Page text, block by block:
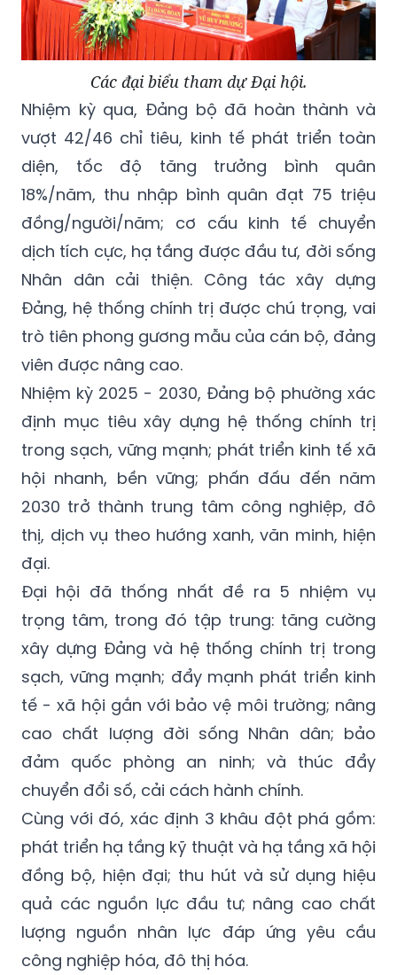
Các đại biểu tham dự Đại hội.
Nhiệm kỳ qua, Đảng bộ đã hoàn thành và
vượt 42/46 chỉ tiêu, kinh tế phát triển toàn
diện, tốc độ tăng trưởng bình quân
18%/năm, thu nhập bình quân đạt 75 triệu
đồng/người/năm; cơ cấu kinh tế chuyển
dịch tích cực, hạ tầng được đầu tư, đời sống
Nhân dân cải thiện. Công tác xây dựng
Đảng, hệ thống chính trị được chú trọng, vai
trò tiên phong gương mẫu của cán bộ, đảng
viên được nâng cao.
Nhiệm kỳ 2025 - 2030, Đảng bộ phường xác
định mục tiêu xây dựng hệ thống chính trị
trong sạch, vững mạnh; phát triển kinh tế xã
hội nhanh, bền vững; phấn đấu đến năm
2030 trở thành trung tâm công nghiệp, đô
thị, dịch vụ theo hướng xanh, văn minh, hiện
đại.
Đại hội đã thống nhất đề ra 5 nhiệm vụ
trọng tâm, trong đó tập trung: tăng cường
xây dựng Đảng và hệ thống chính trị trong
sạch, vững mạnh; đẩy mạnh phát triển kinh
tế - xã hội gắn với bảo vệ môi trường; nâng
cao chất lượng đời sống Nhân dân; bảo
đảm quốc phòng an ninh; và thúc đẩy
chuyển đổi số, cải cách hành chính.
Cùng với đó, xác định 3 khâu đột phá gồm:
phát triển hạ tầng kỹ thuật và hạ tầng xã hội
đồng bộ, hiện đại; thu hút và sử dụng hiệu
quả các nguồn lực đầu tư; nâng cao chất
lượng nguồn nhân lực đáp ứng yêu cầu
công nghiệp hóa, đô thị hóa.